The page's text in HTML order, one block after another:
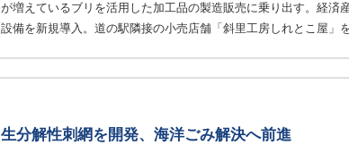
が増えているブリを活用した加工品の製造販売に乗り出す。経済
設備を新規導入。道の駅隣接の小売店舗「斜里工房しれとこ屋」
生分解性刺網を開発、海洋ごみ解決へ前進